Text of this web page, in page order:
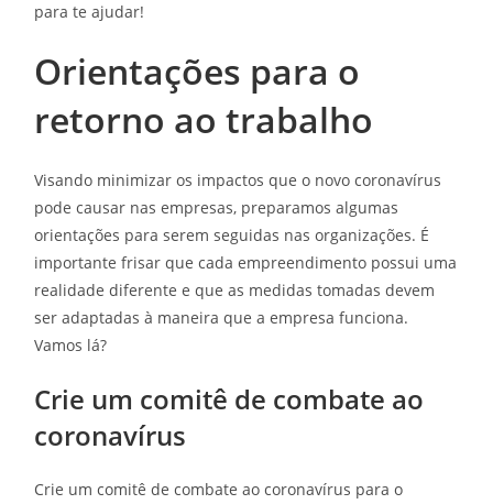
para te ajudar!
Orientações para o
retorno ao trabalho
Visando minimizar os impactos que o novo coronavírus
pode causar nas empresas, preparamos algumas
orientações para serem seguidas nas organizações. É
importante frisar que cada empreendimento possui uma
realidade diferente e que as medidas tomadas devem
ser adaptadas à maneira que a empresa funciona.
Vamos lá?
Crie um comitê de combate ao
coronavírus
Crie um comitê de combate ao coronavírus para o